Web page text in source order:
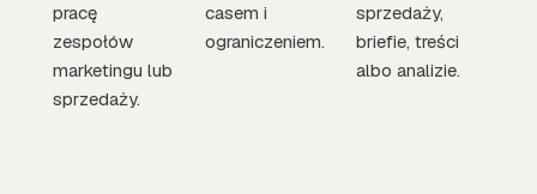
pracę
zespołów
marketingu lub
sprzedaży.
casem i
ograniczeniem.
sprzedaży,
briefie, treści
albo analizie.